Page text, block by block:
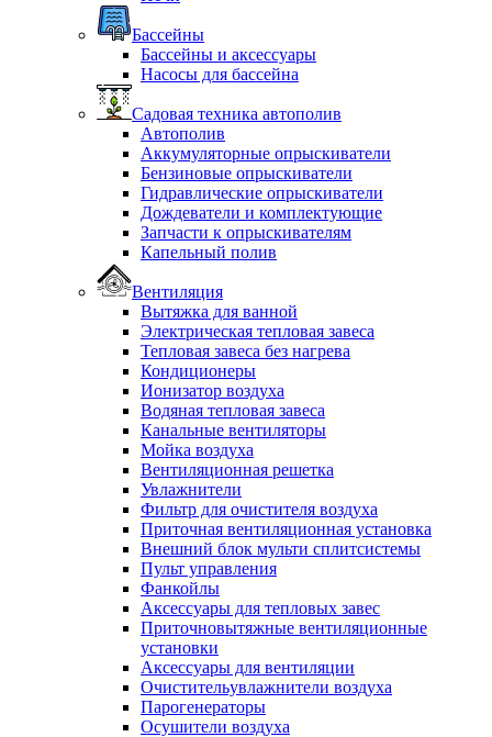
Бассейны
Бассейны и аксессуары
Насосы для бассейна
Садовая техника автополив
Автополив
Аккумуляторные опрыскиватели
Бензиновые опрыскиватели
Гидравлические опрыскиватели
Дождеватели и комплектующие
Запчасти к опрыскивателям
Капельный полив
Вентиляция
Вытяжка для ванной
Электрическая тепловая завеса
Тепловая завеса без нагрева
Кондиционеры
Ионизатор воздуха
Водяная тепловая завеса
Канальные вентиляторы
Мойка воздуха
Вентиляционная решетка
Увлажнители
Фильтр для очистителя воздуха
Приточная вентиляционная установка
Внешний блок мульти сплитсистемы
Пульт управления
Фанкойлы
Аксессуары для тепловых завес
Приточновытяжные вентиляционные
установки
Аксессуары для вентиляции
Очистительувлажнители воздуха
Парогенераторы
Осушители воздуха